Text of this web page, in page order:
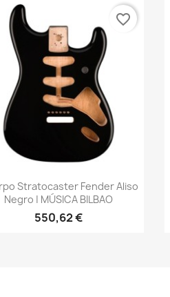
Vista rápida
Stratocaster Fender Aliso
Negro | MÚSICA BILBAO
550,62 €
favorite_border